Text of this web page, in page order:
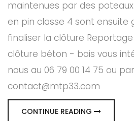
maintenues par des
en pin classe 4 sont ensuite
finaliser la clôture
clôture béton - bois vous
nous au 06 79 00 14 75 ou
contact@mtp33.com
CONTINUE READING